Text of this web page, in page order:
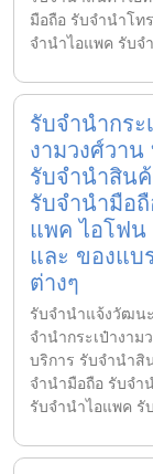
มือถือ รับจำนำโท
จำนำไอแพค รับจ
รับจำนำกระ
งามวงศ์วาน
รับจำนำสิน
รับจำนำมือถื
แพค ไอโฟน
และ ของแบ
ต่างๆ
รับจํานําแจ้งวัฒน
จำนำกระเป๋างาม
บริการ รับจำนำสิ
จำนำมือถือ รับจำ
รับจำนำไอแพค รั